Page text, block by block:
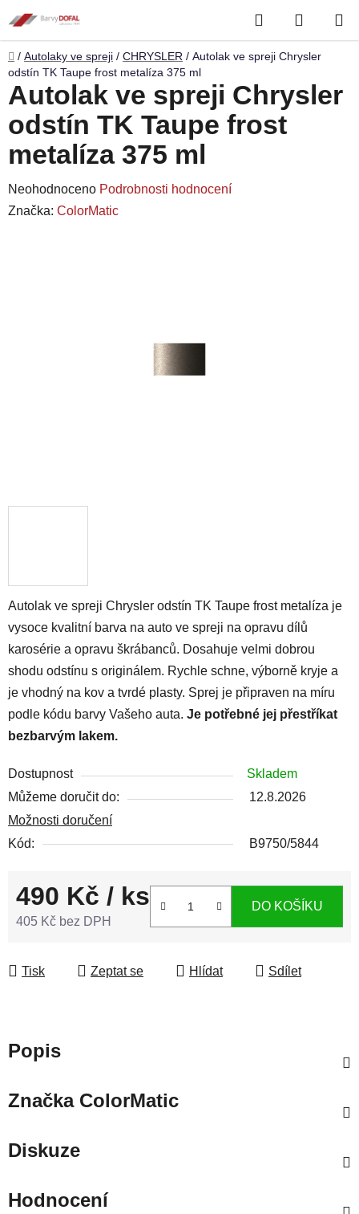
na
obsah
Hledat
KOŠÍK
Domů
/ Autolaky ve spreji / CHRYSLER / Autolak ve spreji Chrysler
odstín TK Taupe frost metalíza 375 ml
Autolak ve spreji Chrysler odstín TK Taupe frost metalíza je
vysoce kvalitní barva na auto ve spreji na opravu dílů
karosérie a opravu škrábanců. Dosahuje velmi dobrou
shodu odstínu s originálem. Rychle schne, výborně kryje a
je vhodný na kov a tvrdé plasty. Sprej je připraven na míru
podle kódu barvy Vašeho auta. Je potřebné jej přestříkat
bezbarvým lakem.
Dostupnost
Skladem
Můžeme doručit do:
12.8.2026
Možnosti doručení
Kód:
B9750/5844
490 Kč / ks
405 Kč bez DPH
DO KOŠÍKU
Tisk Zeptat se Hlídat Sdílet
Autolak ve spreji Chrysler
odstín TK Taupe frost
metalíza 375 ml
Průměrné
hodnocení
Neohodnoceno Podrobnosti hodnocení
Značka: ColorMatic
Popis
ZnačkaColorMatic
Diskuze
Hodnocení